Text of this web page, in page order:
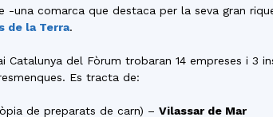
-una comarca que destaca per la seva gran
de la Terra.
Catalunya del Fòrum trobaran 14 empreses i
Es tracta de:
de preparats de carn) – Vilassar de Mar